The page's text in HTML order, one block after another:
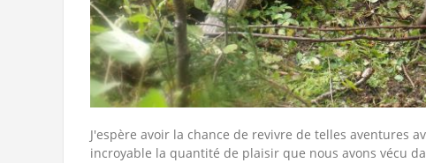
J'espère avoir la chance de revivre de telles aventures
incroyable la quantité de plaisir que nous avons vécu